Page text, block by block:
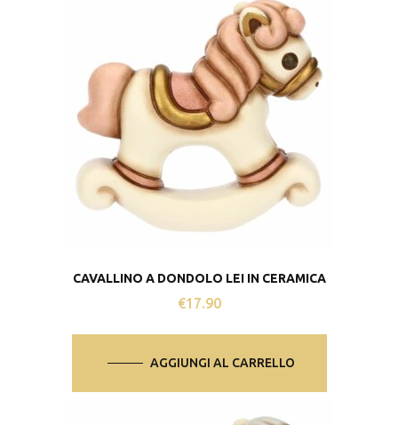
CAVALLINO A DONDOLO LEI IN CERAMICA
€17.90
AGGIUNGI AL CARRELLO